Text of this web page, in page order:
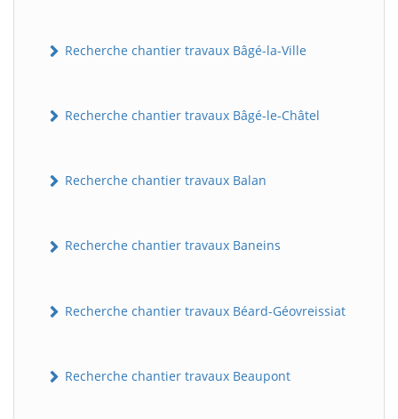
Recherche chantier travaux Bâgé-la-Ville
Recherche chantier travaux Bâgé-le-Châtel
Recherche chantier travaux Balan
Recherche chantier travaux Baneins
Recherche chantier travaux Béard-Géovreissiat
Recherche chantier travaux Beaupont